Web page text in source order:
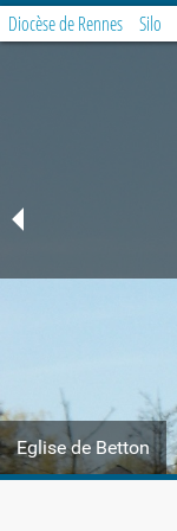
Eglise de Betton
Diocèse de Rennes Silo